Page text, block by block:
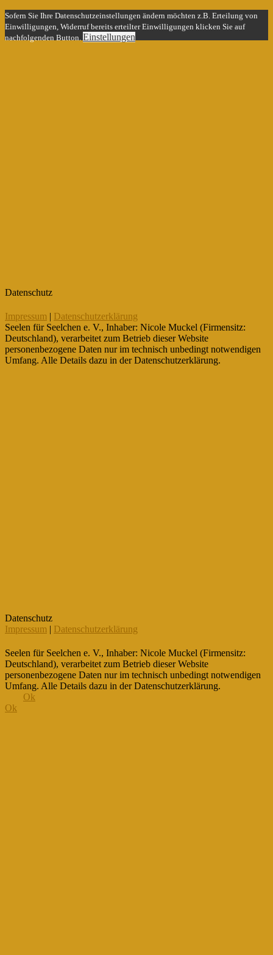
Sofern Sie Ihre Datenschutzeinstellungen ändern möchten z.B. Erteilung von
Einwilligungen, Widerruf bereits erteilter Einwilligungen klicken Sie auf
nachfolgenden Button. Einstellungen
Datenschutz
Impressum | Datenschutzerklärung
Seelen für Seelchen e. V., Inhaber: Nicole Muckel (Firmensitz:
Deutschland), verarbeitet zum Betrieb dieser Website
personenbezogene Daten nur im technisch unbedingt notwendigen
Umfang. Alle Details dazu in der Datenschutzerklärung.
Datenschutz
Impressum | Datenschutzerklärung
Seelen für Seelchen e. V., Inhaber: Nicole Muckel (Firmensitz:
Deutschland), verarbeitet zum Betrieb dieser Website
personenbezogene Daten nur im technisch unbedingt notwendigen
Umfang. Alle Details dazu in der Datenschutzerklärung.
Ok
Ok